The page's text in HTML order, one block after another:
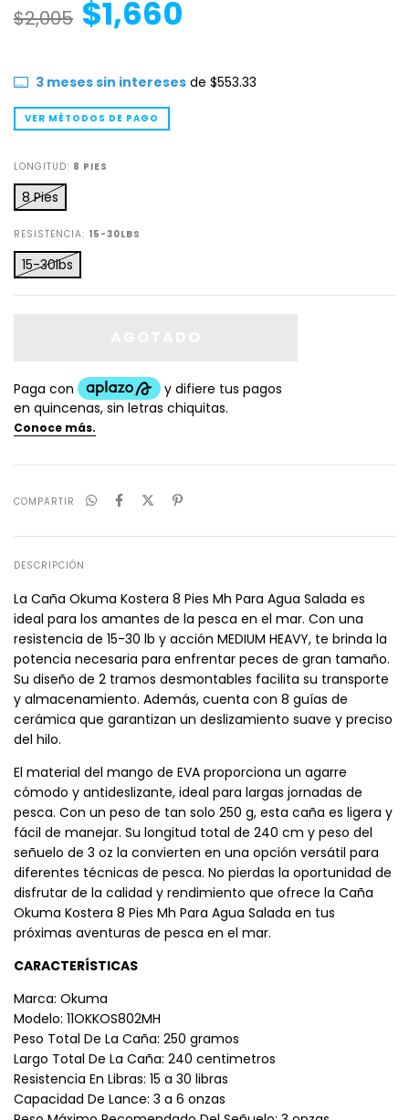
$2,005 $1,660
3meses sin interesesde $553.33
VER MÉTODOS DE PAGO
LONGITUD: 8 PIES
8 Pies
RESISTENCIA: 15-30LBS
15-30lbs
COMPARTIR
DESCRIPCIÓN
La Caña Okuma Kostera 8 Pies Mh Para Agua Salada es
ideal para los amantes de la pesca en el mar. Con una
resistencia de 15-30 lb y acción MEDIUM HEAVY, te brinda la
potencia necesaria para enfrentar peces de gran tamaño.
Su diseño de 2 tramos desmontables facilita su transporte
y almacenamiento. Además, cuenta con 8 guías de
cerámica que garantizan un deslizamiento suave y preciso
del hilo.
El material del mango de EVA proporciona un agarre
cómodo y antideslizante, ideal para largas jornadas de
pesca. Con un peso de tan solo 250 g, esta caña es ligera y
fácil de manejar. Su longitud total de 240 cm y peso del
señuelo de 3 oz la convierten en una opción versátil para
diferentes técnicas de pesca. No pierdas la oportunidad de
disfrutar de la calidad y rendimiento que ofrece la Caña
Okuma Kostera 8 Pies Mh Para Agua Salada en tus
próximas aventuras de pesca en el mar.
CARACTERÍSTICAS
Marca: Okuma
Modelo: 11OKKOS802MH
Peso Total De La Caña: 250 gramos
Largo Total De La Caña: 240 centimetros
Resistencia En Libras: 15 a 30 libras
Capacidad De Lance: 3 a 6 onzas